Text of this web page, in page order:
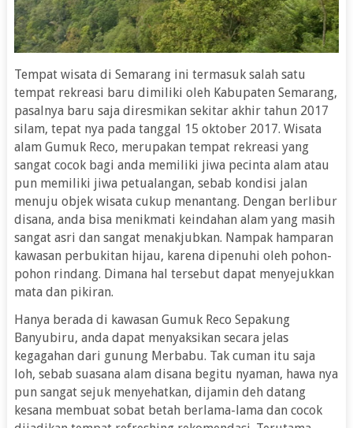
Tempat wisata di Semarang ini termasuk salah satu
tempat rekreasi baru dimiliki oleh Kabupaten Semarang,
pasalnya baru saja diresmikan sekitar akhir tahun 2017
silam, tepat nya pada tanggal 15 oktober 2017. Wisata
alam Gumuk Reco, merupakan tempat rekreasi yang
sangat cocok bagi anda memiliki jiwa pecinta alam atau
pun memiliki jiwa petualangan, sebab kondisi jalan
menuju objek wisata cukup menantang. Dengan berlibur
disana, anda bisa menikmati keindahan alam yang masih
sangat asri dan sangat menakjubkan. Nampak hamparan
kawasan perbukitan hijau, karena dipenuhi oleh pohon-
pohon rindang. Dimana hal tersebut dapat menyejukkan
mata dan pikiran.
Hanya berada di kawasan Gumuk Reco Sepakung
Banyubiru, anda dapat menyaksikan secara jelas
kegagahan dari gunung Merbabu. Tak cuman itu saja
loh, sebab suasana alam disana begitu nyaman, hawa nya
pun sangat sejuk menyehatkan, dijamin deh datang
kesana membuat sobat betah berlama-lama dan cocok